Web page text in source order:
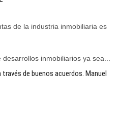
de la industria inmobiliaria es
inmobiliarios ya sea...
de buenos acuerdos. Manuel